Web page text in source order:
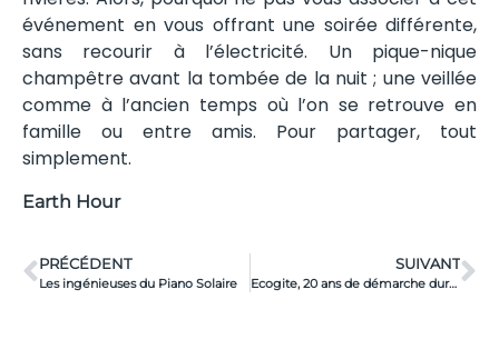
événement en vous offrant une soirée différente,
sans recourir à l’électricité. Un pique-nique
champêtre avant la tombée de la nuit ; une veillée
comme à l’ancien temps où l’on se retrouve en
famille ou entre amis. Pour partager, tout
simplement.
Earth Hour
PRÉCÉDENT
Les ingénieuses du Piano Solaire
SUIVANT
Ecogite, 20 ans de démarche durable chez Gîtes de France